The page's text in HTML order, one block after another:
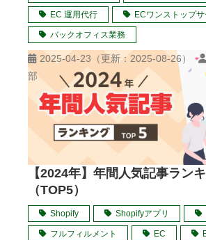
EC 運用代行 ECワンストップサ
バックオフィス業務
2025-04-23 （更新： 2025-08-26）
部
【2024年】年間人気記事ラン
（TOP5）
Shopify Shopifyアプリ
フルフィルメント EC